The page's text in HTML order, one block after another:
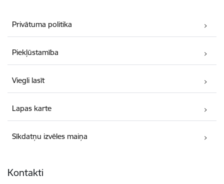
Privātuma politika
Piekļūstamība
Viegli lasīt
Lapas karte
Sīkdatņu izvēles maiņa
Kontakti